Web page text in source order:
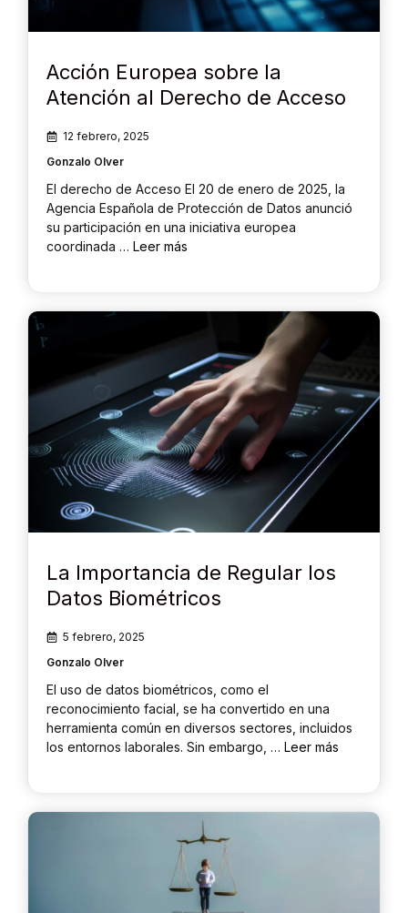
Acción Europea sobre la
Atención al Derecho de Acceso
12 febrero, 2025
Gonzalo Olver
El derecho de Acceso El 20 de enero de 2025, la
Agencia Española de Protección de Datos anunció
su participación en una iniciativa europea
coordinada … Leer más
La Importancia de Regular los
Datos Biométricos
5 febrero, 2025
Gonzalo Olver
El uso de datos biométricos, como el
reconocimiento facial, se ha convertido en una
herramienta común en diversos sectores, incluidos
los entornos laborales. Sin embargo, … Leer más